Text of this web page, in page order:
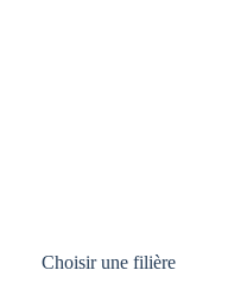
Choisir une filière